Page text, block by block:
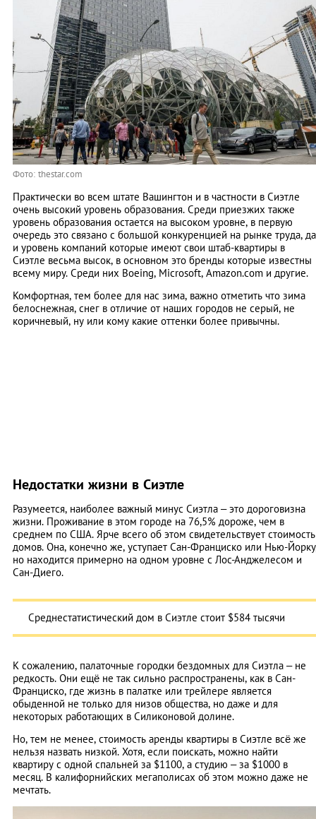
Фото: thestar.com
Практически во всем штате Вашингтон и в частности в Сиэтле
очень высокий уровень образования. Среди приезжих также
уровень образования остается на высоком уровне, в первую
очередь это связано с большой конкуренцией на рынке труда, да
и уровень компаний которые имеют свои штаб-квартиры в
Сиэтле весьма высок, в основном это бренды которые известны
всему миру. Среди них Boeing, Microsoft, Amazon.com и другие.
Комфортная, тем более для нас зима, важно отметить что зима
белоснежная, снег в отличие от наших городов не серый, не
коричневый, ну или кому какие оттенки более привычны.
Недостатки жизни в Сиэтле
Разумеется, наиболее важный минус Сиэтла – это дороговизна
жизни. Проживание в этом городе на 76,5% дороже, чем в
среднем по США. Ярче всего об этом свидетельствует стоимость
домов. Она, конечно же, уступает Сан-Франциско или Нью-
но находится примерно на одном уровне с Лос-Анджелесом и
Сан-Диего.
Среднестатистический дом в Сиэтле стоит $584 тысячи
К сожалению, палаточные городки бездомных для Сиэтла – не
редкость. Они ещё не так сильно распространены, как в Сан-
Франциско, где жизнь в палатке или трейлере является
обыденной не только для низов общества, но даже и для
некоторых работающих в Силиконовой долине.
Но, тем не менее, стоимость аренды квартиры в Сиэтле всё же
нельзя назвать низкой. Хотя, если поискать, можно найти
квартиру с одной спальней за $1100, а студию – за $1000 в
месяц. В калифорнийских мегаполисах об этом можно даже не
мечтать.